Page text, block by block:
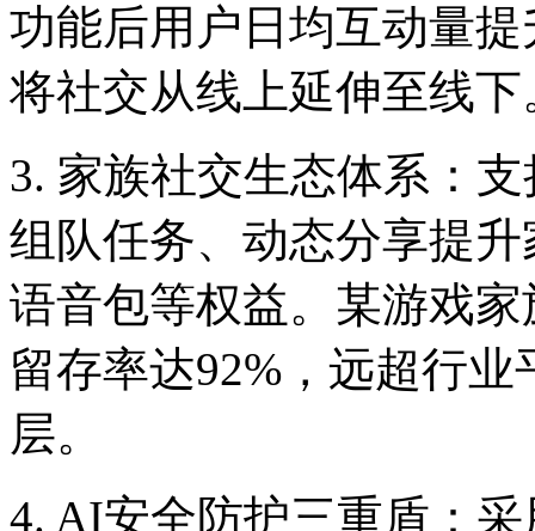
功能后用户日均互动量
将社交从线上延伸至线下
3. 家族社交生态体系：
组队任务、动态分享提
语音包等权益。某游戏
留存率达92%，远超行
层。
4. AI安全防护三重盾：